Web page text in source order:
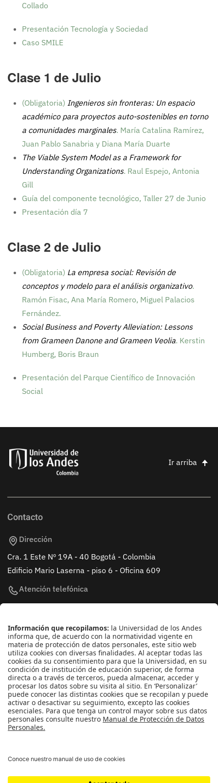
Collado
Presentación Tecnología y Sociedad
Caso SMILE
Clase 1 de Julio
(Obligatoria) Ingenieros sin fronteras: Un espacio
académico para proyectos auto-sostenibles en torno
a comunidades marginales. María Catalina Ramírez,
Juan Pablo Sanabria y Diana María Duarte
The Viable System Model as a Framework for
Understanding Organizations. Raul Espejo, Antonia
Gill
Guía del componente tecnológico, Taller 27 de Junio
Presentación día 7
Clase 2 de Julio
(Obligatoria) La empresa social: Revisión de
conceptos y modelo para el análisis organizativo.
Ramón Fisac, Ana María Romero, Miguel Palacios
Fernández.
Social Business and Poverty Alleviation: Lessons
from Grameen Danone and Grameen Veolia. Kerstin
Humberg, Boris Braun
Presentación del Parque Científico de Innovación
Social
Ir arriba
Contacto
Dirección
Cra. 1 Este Nº 19A - 40 Bogotá - Colombia
Edificio Mario Laserna - piso 6 - Oficina 609
Atención telefónica
+(571) 339 49 49 - Ext. 4830
Enlaces de interés
Línea de Transparencia Uniandes
Protección de datos Personales
Transparencia y Acceso a Información Pública
1297 del 30 de mayo de 1964.Reconocimiento